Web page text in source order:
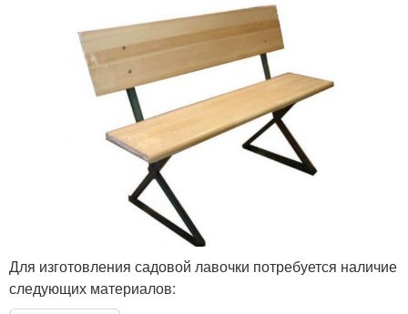
Для изготовления садовой лавочки потребуется наличие
следующих материалов: